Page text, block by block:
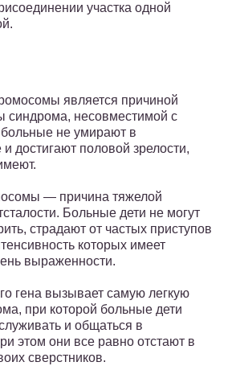
участка одной
является причиной
синдрома, несовместимой с
не умирают в
достигают половой зрелости,
— причина тяжелой
Больные дети не могут
страдают от частых приступов
которых имеет
выраженности.
гена вызывает самую легкую
при которой больные дети
и общаться в
этом они все равно отстают в
сверстников.